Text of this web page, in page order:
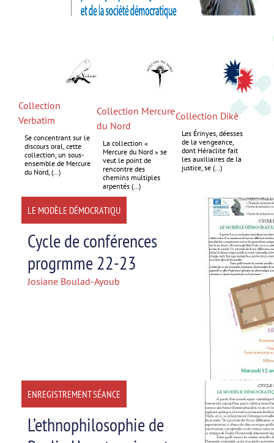
Collection
Verbatim
Se concentrant sur le
discours oral, cette
collection, un sous-
ensemble de Mercure
du Nord, (…)
Collection Mercure
du Nord
La collection «
Mercure du Nord » se
veut le point de
rencontre des
chemins multiples
arpentés (…)
Collection Dikè
Les Érinyes, déesses
de la vengeance,
dont Héraclite fait
les auxiliaires de la
justice, se (…)
LE MODÈLE DÉMOCRATIQU
Cycle de conférences
progrmme 22-23
Josiane Boulad-Ayoub
ENREGISTREMENT SÉANCE
L’ethnophilosophie de